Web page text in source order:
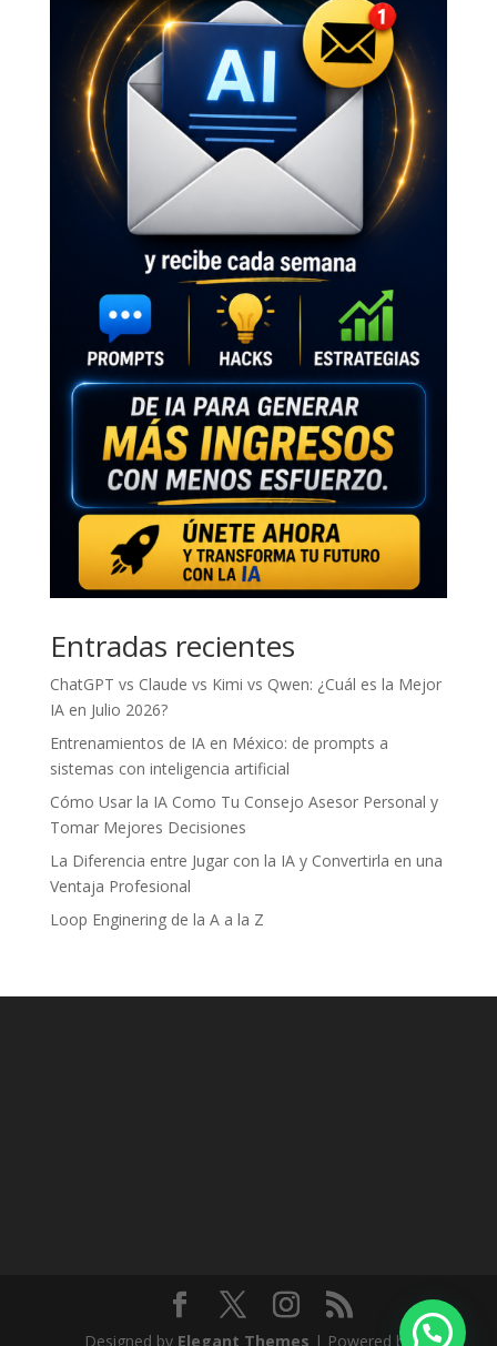
Entradas recientes
ChatGPT vs Claude vs Kimi vs Qwen: ¿Cuál es la Mejor
IA en Julio 2026?
Entrenamientos de IA en México: de prompts a
sistemas con inteligencia artificial
Cómo Usar la IA Como Tu Consejo Asesor Personal y
Tomar Mejores Decisiones
La Diferencia entre Jugar con la IA y Convertirla en una
Ventaja Profesional
Loop Enginering de la A a la Z
Designed by Elegant Themes | Powered by